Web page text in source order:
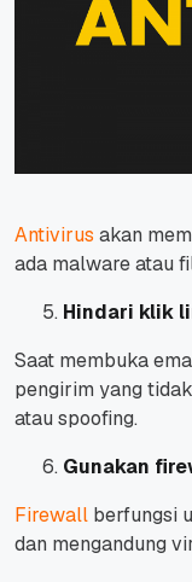
Antivirus akan
ada malware atau
Hindari klik
Saat membuka
pengirim yang
atau spoofing.
Gunakan
Firewall berfungsi
dan mengandung